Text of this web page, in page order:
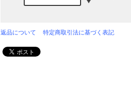
返品について 特定商取引法に基づく表記